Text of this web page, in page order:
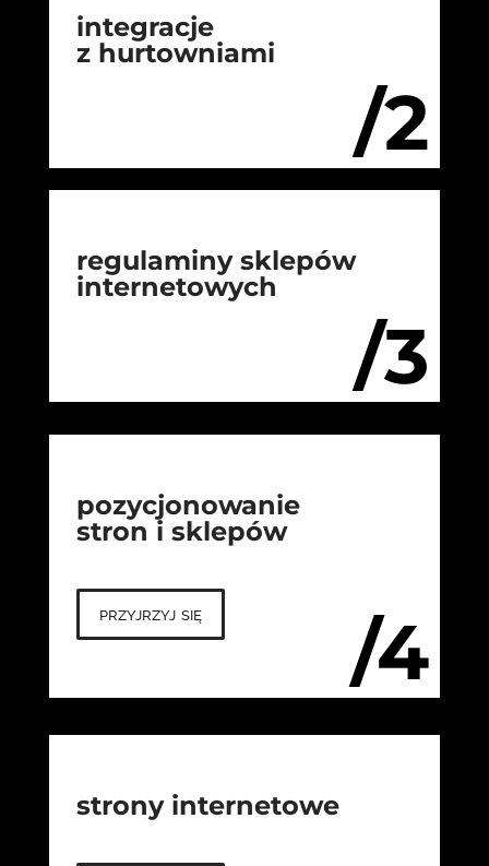
/2
integracje
z hurtowniami
/3
regulaminy sklepów
internetowych
/4
pozycjonowanie
stron i sklepów
przyjrzyj się
strony internetowe